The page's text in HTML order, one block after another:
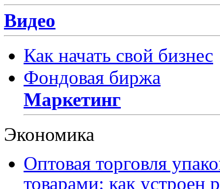
Видео
Как начать свой бизнес
Фондовая биржа
Маркетинг
Экономика
Оптовая торговля
товарами: как устроен